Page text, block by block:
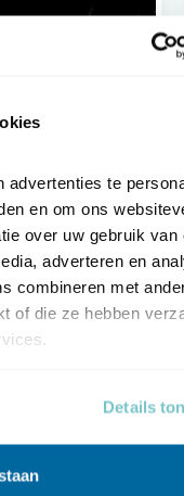
advertenties te
en om ons
over uw gebruik van
adverteren en
combineren met
of die ze hebben
Details